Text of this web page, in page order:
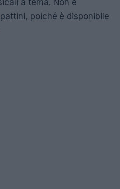
a tema. Non è
poiché è disponibile